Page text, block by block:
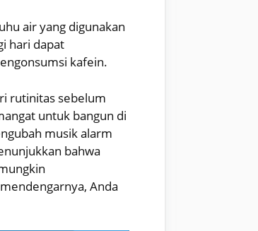
air yang digunakan
hari dapat
kafein.
rutinitas sebelum
untuk bangun di
musik alarm
bahwa
Anda